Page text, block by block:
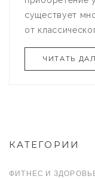
существует
от
Каждый стиль
ЧИТАТЬ
КАТЕГОРИИ
ФИТНЕС И